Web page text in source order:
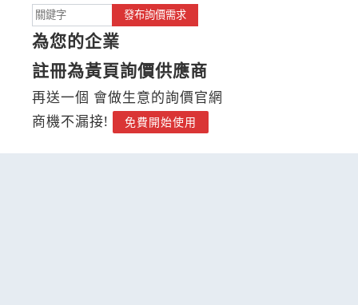
發布詢價需求
為您的企業
註冊為黃頁詢價供應商
再送一個 會做生意的詢價官網
商機不漏接!
免費開始使用